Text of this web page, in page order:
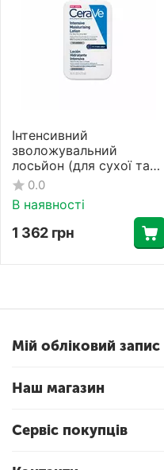
Інтенсивний
зволожувальний
лосьйон (для сухої та
дуже сухої шкіри)
Cerave 473 мл
0.0
В наявності
1 362 грн
Мій обліковий запис
Наш магазин
Сервіс покупців